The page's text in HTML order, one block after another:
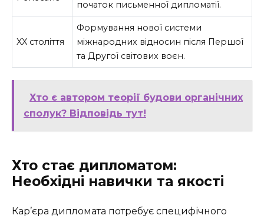
початок письменної дипломатії.
XX століття
Формування нової системи
міжнародних відносин після Першої
та Другої світових воєн.
Хто є автором теорії будови органічних
сполук? Відповідь тут!
Хто стає дипломатом:
Необхідні навички та якості
Кар’єра дипломата потребує специфічного